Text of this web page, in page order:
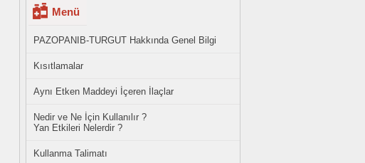
Menü
PAZOPANIB-TURGUT Hakkında Genel Bilgi
Kısıtlamalar
Aynı Etken Maddeyi İçeren İlaçlar
Nedir ve Ne İçin Kullanılır ?
Yan Etkileri Nelerdir ?
Kullanma Talimatı